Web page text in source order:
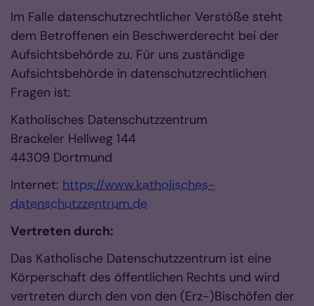
Im Falle datenschutzrechtlicher Verstöße steht
dem Betroffenen ein Beschwerderecht bei der
Aufsichtsbehörde zu. Für uns zuständige
Aufsichtsbehörde in datenschutzrechtlichen
Fragen ist:
Katholisches Datenschutzzentrum
Brackeler Hellweg 144
44309 Dortmund
Internet: https://www.katholisches-
datenschutzzentrum.de
Vertreten durch:
Das Katholische Datenschutzzentrum ist eine
Körperschaft des öffentlichen Rechts und wird
vertreten durch den von den (Erz-)Bischöfen der